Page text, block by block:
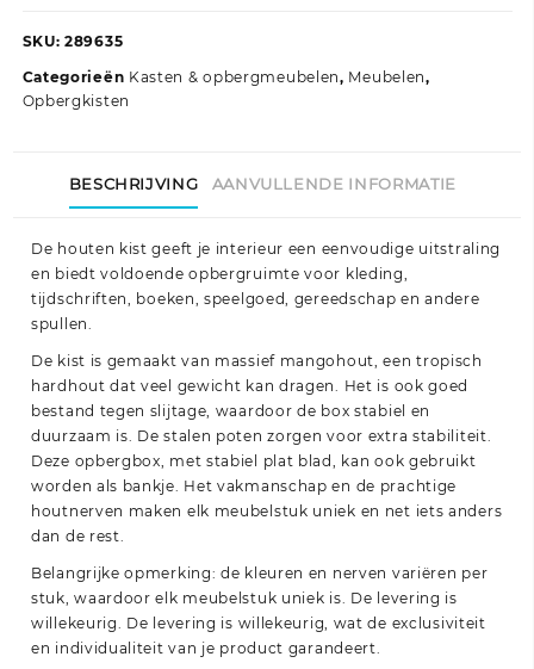
massief
aantal
SKU: 289635
Categorieën Kasten & opbergmeubelen, Meubelen,
Opbergkisten
BESCHRIJVING AANVULLENDE INFORMATIE
De houten kist geeft je interieur een eenvoudige uitstraling
en biedt voldoende opbergruimte voor kleding,
tijdschriften, boeken, speelgoed, gereedschap en andere
spullen.
De kist is gemaakt van massief mangohout, een tropisch
hardhout dat veel gewicht kan dragen. Het is ook goed
bestand tegen slijtage, waardoor de box stabiel en
duurzaam is. De stalen poten zorgen voor extra stabiliteit.
Deze opbergbox, met stabiel plat blad, kan ook gebruikt
worden als bankje. Het vakmanschap en de prachtige
houtnerven maken elk meubelstuk uniek en net iets anders
dan de rest.
Belangrijke opmerking: de kleuren en nerven variëren per
stuk, waardoor elk meubelstuk uniek is. De levering is
willekeurig. De levering is willekeurig, wat de exclusiviteit
en individualiteit van je product garandeert.